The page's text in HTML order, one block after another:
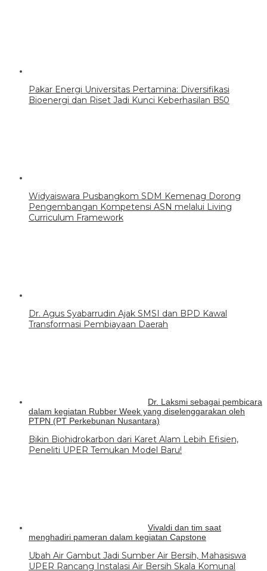
Pakar Energi Universitas Pertamina: Diversifikasi
Bioenergi dan Riset Jadi Kunci Keberhasilan B50
Widyaiswara Pusbangkom SDM Kemenag Dorong
Pengembangan Kompetensi ASN melalui Living
Curriculum Framework
Dr. Agus Syabarrudin Ajak SMSI dan BPD Kawal
Transformasi Pembiayaan Daerah
Dr. Laksmi sebagai pembicara
dalam kegiatan Rubber Week yang diselenggarakan oleh
PTPN (PT Perkebunan Nusantara)
Bikin Biohidrokarbon dari Karet Alam Lebih Efisien,
Peneliti UPER Temukan Model Baru!
Vivaldi dan tim saat
menghadiri pameran dalam kegiatan Capstone
Ubah Air Gambut Jadi Sumber Air Bersih, Mahasiswa
UPER Rancang Instalasi Air Bersih Skala Komunal